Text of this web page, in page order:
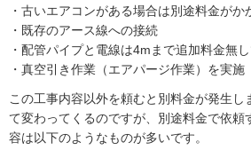
・古いエアコンがある場合は別途料金がか
・既存のアース線への接続
・配管パイプと電線は4mまで追加料金無
・真空引き作業（エアパージ作業）を実施
この工事内容以外を頼むと別料金が発生し
て変わってくるのですが、別途料金で依頼
容は以下のようなものが多いです。